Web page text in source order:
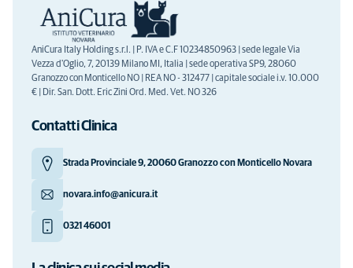
AniCura Italy Holding s.r.l. | P. IVA e C.F 10234850963 | sede legale Via
Vezza d'Oglio, 7, 20139 Milano MI, Italia | sede operativa SP9, 28060
Granozzo con Monticello NO | REA NO - 312477 | capitale sociale i.v. 10.000
€ | Dir. San. Dott. Eric Zini Ord. Med. Vet. NO 326
Contatti Clinica
Strada Provinciale 9, 20060 Granozzo con Monticello Novara
novara.info@anicura.it
0321 46001